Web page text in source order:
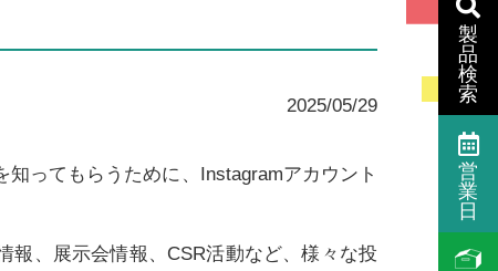
2025/05/29
ってもらうために、Instagramアカウント
報、展示会情報、CSR活動など、様々な投
製
品
検
索
営
業
日